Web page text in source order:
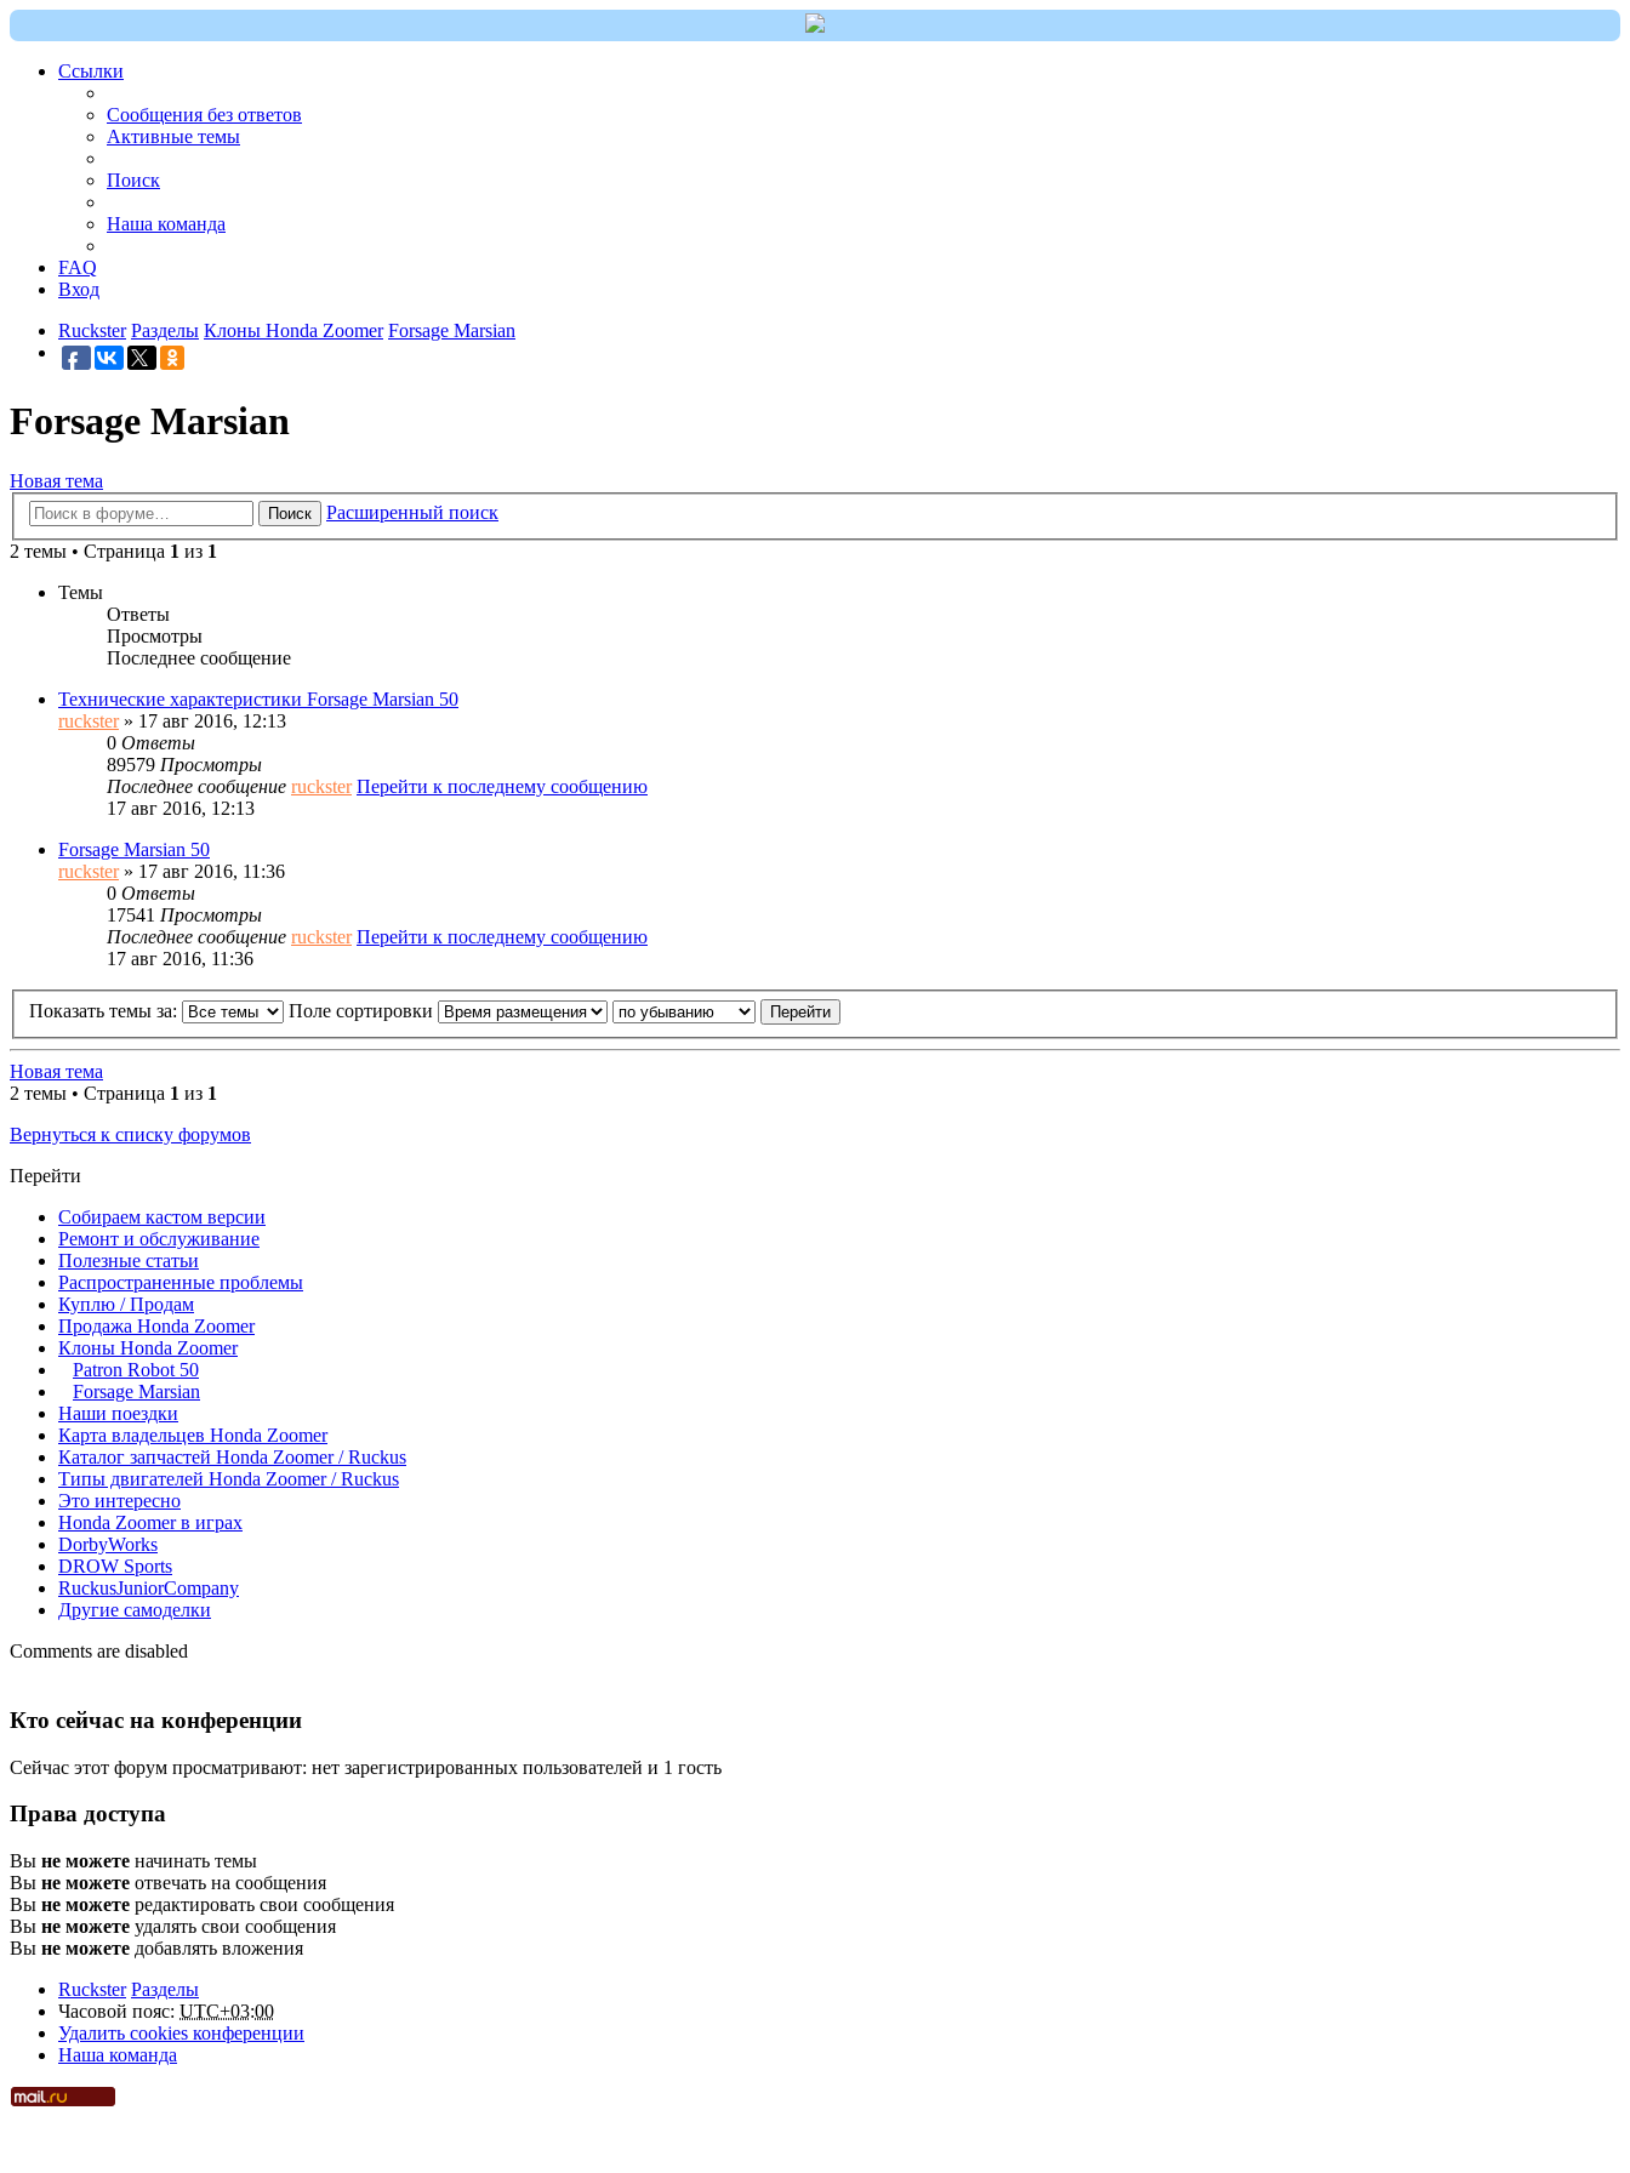
Ссылки
Сообщения без ответов
Активные темы
Поиск
Наша команда
FAQ
Вход
Ruckster Разделы Клоны Honda Zoomer Forsage Marsian
Forsage Marsian
Новая тема
Поиск
Расширенный поиск
2 темы • Страница 1 из 1
Темы
Ответы
Просмотры
Последнее сообщение
Технические характеристики Forsage Marsian 50
ruckster» 17 авг 2016, 12:13
0 Ответы
89579 Просмотры
Последнее сообщение ruckster Перейти к последнему сообщению
17 авг 2016, 12:13
Forsage Marsian 50
ruckster» 17 авг 2016, 11:36
0 Ответы
17541 Просмотры
Последнее сообщение ruckster Перейти к последнему сообщению
17 авг 2016, 11:36
Показать темы за: Поле сортировки
Новая тема
2 темы • Страница 1 из 1
Вернуться к списку форумов
Перейти
Собираем кастом версии
Ремонт и обслуживание
Полезные статьи
Распространенные проблемы
Куплю / Продам
Продажа Honda Zoomer
Клоны Honda Zoomer
Patron Robot 50
Forsage Marsian
Наши поездки
Карта владельцев Honda Zoomer
Каталог запчастей Honda Zoomer / Ruckus
Типы двигателей Honda Zoomer / Ruckus
Это интересно
Honda Zoomer в играх
DorbyWorks
DROW Sports
RuckusJuniorCompany
Другие самоделки
Comments are disabled
Кто сейчас на конференции
Сейчас этот форум просматривают: нет зарегистрированных пользователей и 1 гость
Права доступа
Вы не можете начинать темы
Вы не можете отвечать на сообщения
Вы не можете редактировать свои сообщения
Вы не можете удалять свои сообщения
Вы не можете добавлять вложения
Ruckster Разделы
Часовой пояс: UTC+03:00
Удалить cookies конференции
Наша команда